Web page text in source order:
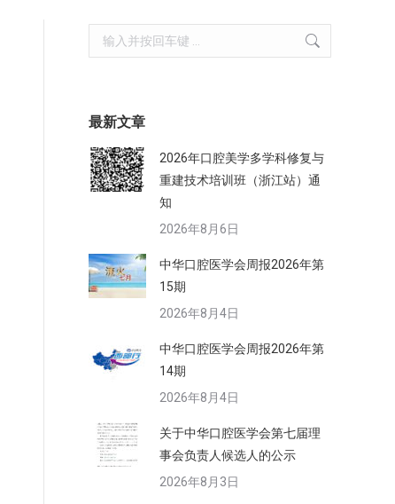
Search:
最新文章
2026年口腔美学多学科修复与
重建技术培训班（浙江站）通
知
2026年8月6日
中华口腔医学会周报2026年第
15期
2026年8月4日
中华口腔医学会周报2026年第
14期
2026年8月4日
关于中华口腔医学会第七届理
事会负责人候选人的公示
2026年8月3日